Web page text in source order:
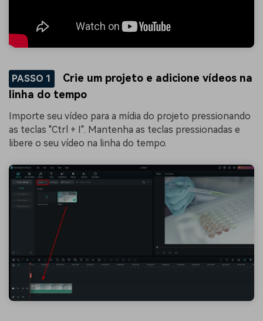
PASSO 1
Crie um projeto e adicione vídeos na
linha do tempo
Importe seu vídeo para a mídia do projeto pressionando
as teclas "Ctrl + I". Mantenha as teclas pressionadas e
libere o seu vídeo na linha do tempo.